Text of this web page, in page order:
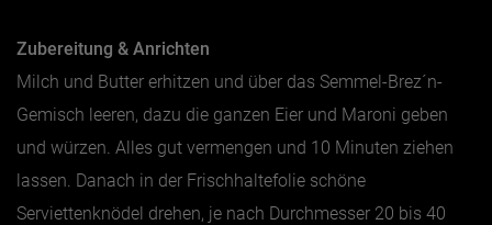
Zubereitung & Anrichten
Milch und Butter erhitzen und über das Semmel-Brez´n-
Gemisch leeren, dazu die ganzen Eier und Maroni geben
und würzen. Alles gut vermengen und 10 Minuten ziehen
lassen. Danach in der Frischhaltefolie schöne
Serviettenknödel drehen, je nach Durchmesser 20 bis 40